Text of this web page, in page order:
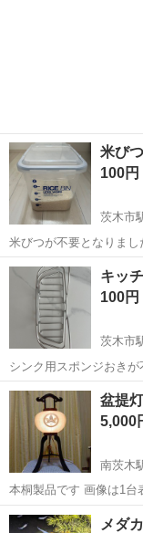
米びつ
100円
茨木市
米びつが不要となりまし
らお引取りできると嬉しいです。 5キロの米びつ
いたします。
大阪 茨木市
キッ
100円
茨木市
シンク用スポンジおきが
っしゃいましたらお取引できると嬉
ものになります。 新品
大阪 茨木市 茨
盆提
5,000
南茨木
本桐製品です 画像は1台表
イズ 幅32cm 高さ67cm
大阪 茨木市 南
メダ